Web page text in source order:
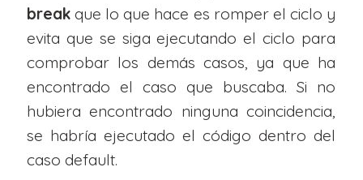
breakque lo que hace es romper el ciclo y
evita que se siga ejecutando el ciclo para
comprobar los demás casos, ya que ha
encontrado el caso que buscaba. Si no
hubiera encontrado ninguna coincidencia,
se habría ejecutado el código dentro del
caso default.